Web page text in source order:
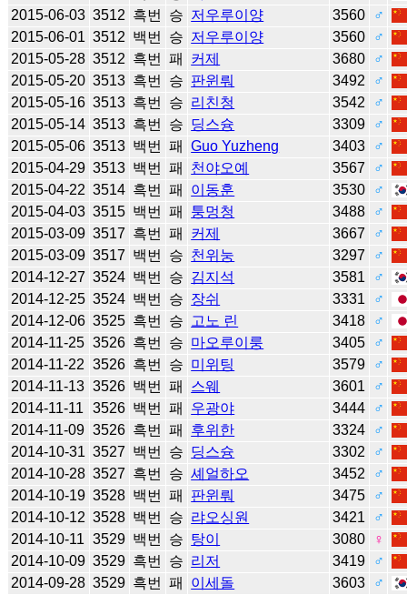
2015-06-03 3512 흑번 승 저우루이양 3560
♂
2015-06-01 3512 백번 승 저우루이양 3560
♂
2015-05-28 3512 흑번 패 커제 3680
♂
2015-05-20 3513 흑번 승 판윈뤄 3492
♂
2015-05-16 3513 흑번 승 리친청 3542
♂
2015-05-14 3513 흑번 승 딩스슝 3309
♂
2015-05-06 3513 백번 패 Guo Yuzheng 3403
♂
2015-04-29 3513 백번 패 천야오예 3567
♂
2015-04-22 3514 흑번 패 이동훈 3530
♂
2015-04-03 3515 백번 패 퉁멍청 3488
♂
2015-03-09 3517 흑번 패 커제 3667
♂
2015-03-09 3517 백번 승 천위눙 3297
♂
2014-12-27 3524 백번 승 김지석 3581
♂
2014-12-25 3524 백번 승 장쉬 3331
♂
2014-12-06 3525 흑번 승 고노 린 3418
♂
2014-11-25 3526 흑번 승 마오루이룽 3405
♂
2014-11-22 3526 흑번 승 미위팅 3579
♂
2014-11-13 3526 백번 패 스웨 3601
♂
2014-11-11
3526 백번 패 우광야 3444
♂
2014-11-09 3526 흑번 패 후위한 3324
♂
2014-10-31 3527 백번 승 딩스슝 3302
♂
2014-10-28 3527 흑번 승 셰얼하오 3452
♂
2014-10-19 3528 백번 패 판윈뤄 3475
♂
2014-10-12 3528 백번 승 랴오싱원 3421
♂
2014-10-11 3529 백번 승 탕이 3080
♀
2014-10-09 3529 흑번 승 리저 3419
♂
2014-09-28 3529 흑번 패 이세돌 3603
♂